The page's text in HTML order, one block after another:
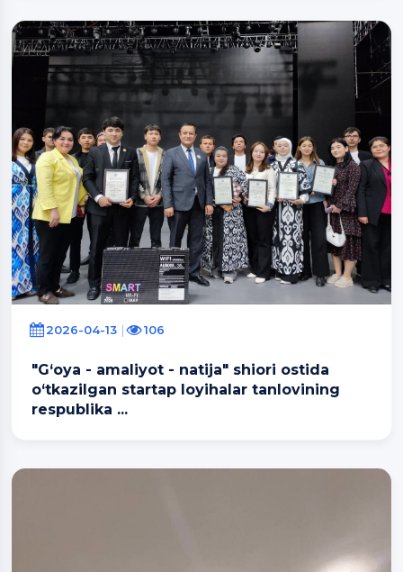
2026-04-13 106
"G‘oya - amaliyot - natija" shiori ostida
o‘tkazilgan startap loyihalar tanlovining
respublika ...